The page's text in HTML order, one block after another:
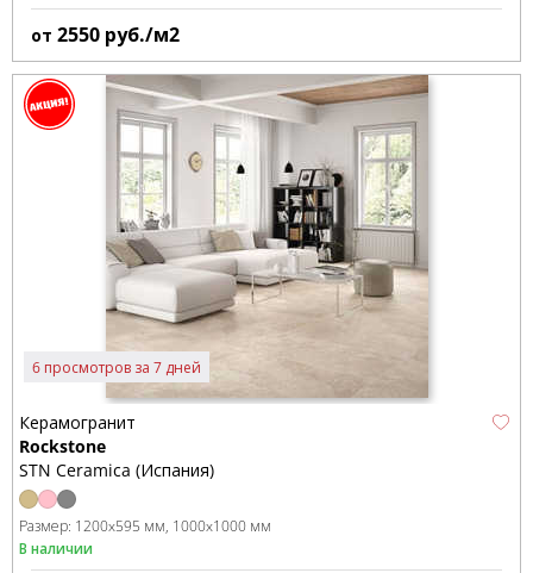
от 2550 руб./м2
6 просмотров за 7 дней
Керамогранит
Rockstone
STN Ceramica (Испания)
Размер: 1200x595 мм 1000x1000 мм
В наличии